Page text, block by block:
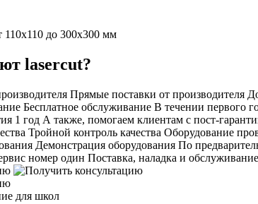
110x110 до 300x300 мм
lasercut?
Прямые поставки от производителя
Бесплатное обслуживание В течении первого
1 год А также, помогаем клиентам с пост-
Тройной контроль качества Оборудование
Демонстрация оборудования По
номер один Поставка, наладка и
для школ